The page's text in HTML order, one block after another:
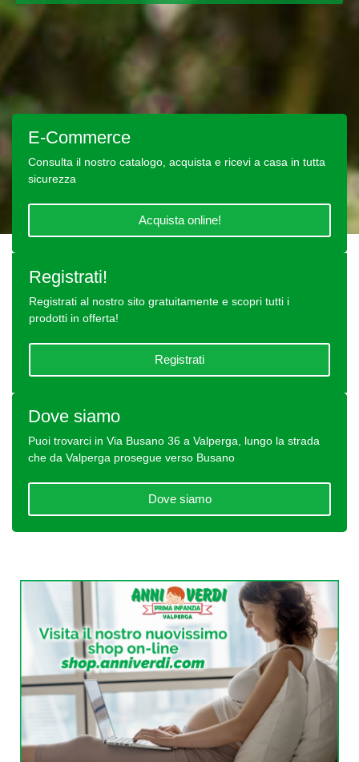
E-Commerce
Consulta il nostro catalogo, acquista e ricevi a casa in tutta
sicurezza
Acquista online!
Registrati!
Registrati al nostro sito gratuitamente e scopri tutti i
prodotti in offerta!
Registrati
Dove siamo
Puoi trovarci in Via Busano 36 a Valperga, lungo la strada
che da Valperga prosegue verso Busano
Dove siamo